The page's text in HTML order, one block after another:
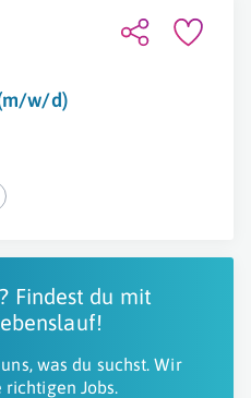
w/d)
Findest du mit
was du suchst. Wir
Jobs.